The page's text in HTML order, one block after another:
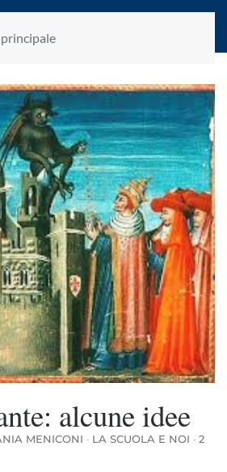
da Romano Luperini
alcune idee
MENICONI · LA SCUOLA E NOI · 2